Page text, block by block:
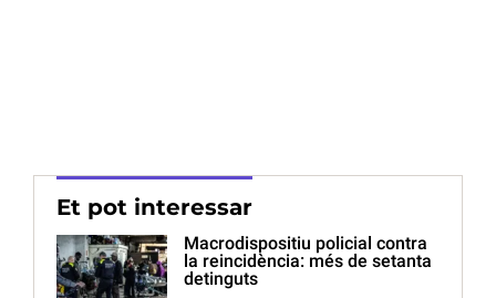
Et pot interessar
Macrodispositiu policial contra
la reincidència: més de setanta
detinguts